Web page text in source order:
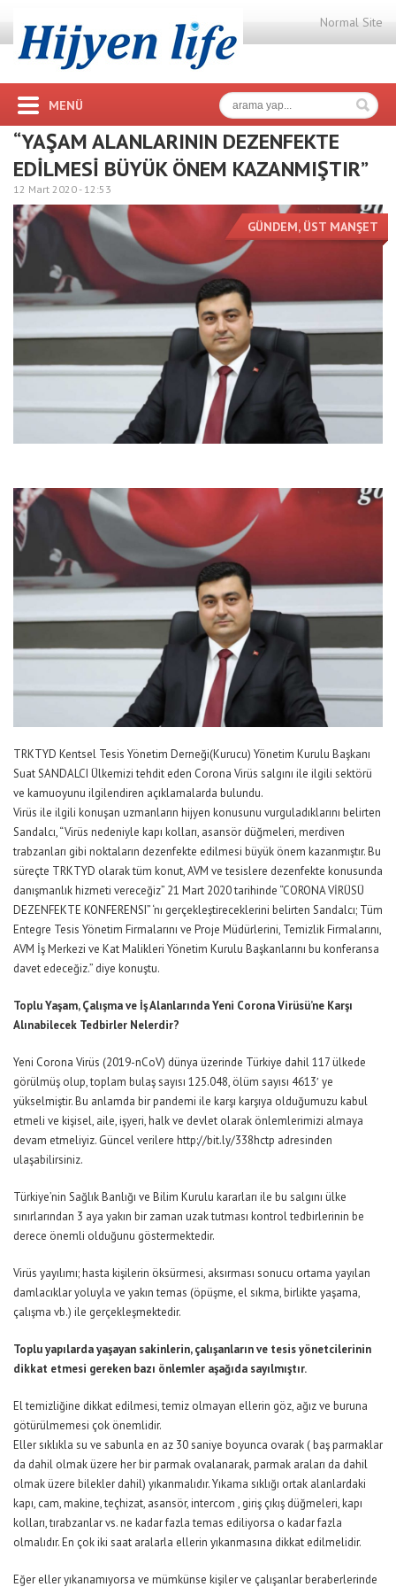
Normal Site
MENÜ
“YAŞAM ALANLARININ DEZENFEKTE
EDİLMESİ BÜYÜK ÖNEM KAZANMIŞTIR”
12 Mart 2020 - 12:53
GÜNDEM, ÜST MANŞET
TRKTYD Kentsel Tesis Yönetim Derneği(Kurucu) Yönetim Kurulu Başkanı
Suat SANDALCI Ülkemizi tehdit eden Corona Virüs salgını ile ilgili sektörü
ve kamuoyunu ilgilendiren açıklamalarda bulundu.
Virüs ile ilgili konuşan uzmanların hijyen konusunu vurguladıklarını belirten
Sandalcı, “Virüs nedeniyle kapı kolları, asansör düğmeleri, merdiven
trabzanları gibi noktaların dezenfekte edilmesi büyük önem kazanmıştır. Bu
süreçte TRKTYD olarak tüm konut, AVM ve tesislere dezenfekte konusunda
danışmanlık hizmeti vereceğiz” 21 Mart 2020 tarihinde “CORONA VİRÜSÜ
DEZENFEKTE KONFERENSI” ‘nı gerçekleştireceklerini belirten Sandalcı; Tüm
Entegre Tesis Yönetim Firmalarını ve Proje Müdürlerini, Temizlik Firmalarını,
AVM İş Merkezi ve Kat Malikleri Yönetim Kurulu Başkanlarını bu konferansa
davet edeceğiz.” diye konuştu.
Toplu Yaşam, Çalışma ve İş Alanlarında Yeni Corona Virüsü’ne Karşı
Alınabilecek Tedbirler Nelerdir?
Yeni Corona Virüs (2019-nCoV) dünya üzerinde Türkiye dahil 117 ülkede
görülmüş olup, toplam bulaş sayısı 125.048, ölüm sayısı 4613′ ye
yükselmiştir. Bu anlamda bir pandemi ile karşı karşıya olduğumuzu kabul
etmeli ve kişisel, aile, işyeri, halk ve devlet olarak önlemlerimizi almaya
devam etmeliyiz. Güncel verilere http://bit.ly/338hctp adresinden
ulaşabilirsiniz.
Türkiye’nin Sağlık Banlığı ve Bilim Kurulu kararları ile bu salgını ülke
sınırlarından 3 aya yakın bir zaman uzak tutması kontrol tedbirlerinin be
derece önemli olduğunu göstermektedir.
Virüs yayılımı; hasta kişilerin öksürmesi, aksırması sonucu ortama yayılan
damlacıklar yoluyla ve yakın temas (öpüşme, el sıkma, birlikte yaşama,
çalışma vb.) ile gerçekleşmektedir.
Toplu yapılarda yaşayan sakinlerin, çalışanların ve tesis yönetcilerinin
dikkat etmesi gereken bazı önlemler aşağıda sayılmıştır.
El temizliğine dikkat edilmesi, temiz olmayan ellerin göz, ağız ve buruna
götürülmemesi çok önemlidir.
Eller sıklıkla su ve sabunla en az 30 saniye boyunca ovarak ( baş parmaklar
da dahil olmak üzere her bir parmak ovalanarak, parmak araları da dahil
olmak üzere bilekler dahil) yıkanmalıdır. Yıkama sıklığı ortak alanlardaki
kapı, cam, makine, teçhizat, asansör, intercom , giriş çıkış düğmeleri, kapı
kolları, tırabzanlar vs. ne kadar fazla temas ediliyorsa o kadar fazla
olmalıdır. En çok iki saat aralarla ellerin yıkanmasına dikkat edilmelidir.
Eğer eller yıkanamıyorsa ve mümkünse kişiler ve çalışanlar beraberlerinde